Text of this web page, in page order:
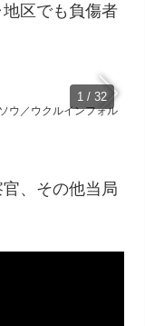
区でも負傷者
1 / 32
ウ／ウクルインフォル
、その他当局